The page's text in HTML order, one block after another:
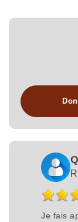
Je fais